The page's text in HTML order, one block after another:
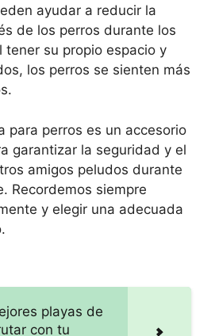
ayudar a reducir la
de los perros durante los
tener su propio espacio y
los perros se sienten más
para perros es un accesorio
garantizar la seguridad y el
amigos peludos durante
Recordemos siempre
y elegir una adecuada
playas de
con tu